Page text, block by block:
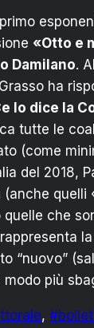
«Otto e
Damilano.
ha
lo dice la
tutte le
(come
del 2018,
quelli
che
“nuovo”
più
,